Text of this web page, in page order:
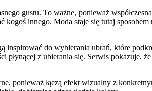
gustu. To ważne, ponieważ
innego. Moda staje się tutaj sposobem
inspirować do wybierania ubrań, które
płynącej z ubierania się. Serwis pokazuje,
ponieważ łączą efekt wizualny z